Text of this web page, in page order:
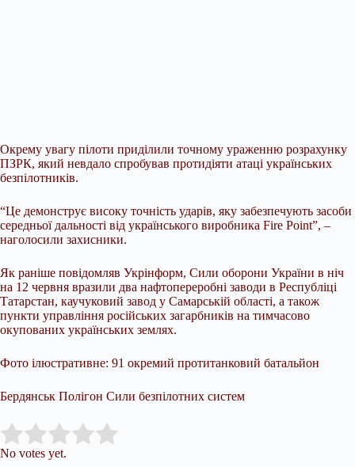
Окрему увагу пілоти приділили точному ураженню розрахунку
ПЗРК, який невдало спробував протидіяти атаці українських
безпілотників.
“Це демонструє високу точність ударів, яку забезпечують засоби
середньої дальності від українського виробника Fire Point”, –
наголосили захисники.
Як раніше повідомляв Укрінформ, Сили оборони України в ніч
на 12 червня вразили два нафтопереробні заводи в Республіці
Татарстан, каучуковий завод у Самарській області, а також
пункти управління російських загарбників на тимчасово
окупованих українських землях.
Фото ілюстративне: 91 окремий протитанковий батальйон
Бердянськ Полігон Сили безпілотних систем
Rate this item:
No votes yet.